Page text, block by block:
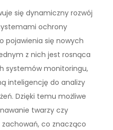
się dynamiczny rozwój
ochrony
pojawienia się nowych
z nich jest rosnąca
systemów monitoringu,
inteligencję do analizy
Dzięki temu możliwe
twarzy czy
co znacząco